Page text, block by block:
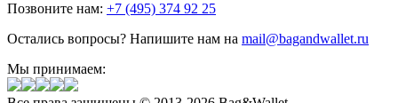
Позвоните нам: +7 (495) 374 92 25
Остались вопросы? Напишите нам на mail@bagandwallet.ru
Мы принимаем: